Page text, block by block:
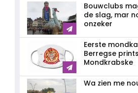
Bouwclubs
de slag, mar
onzeker
Eerste
Berregse
Mondkrabske
Wa zien me